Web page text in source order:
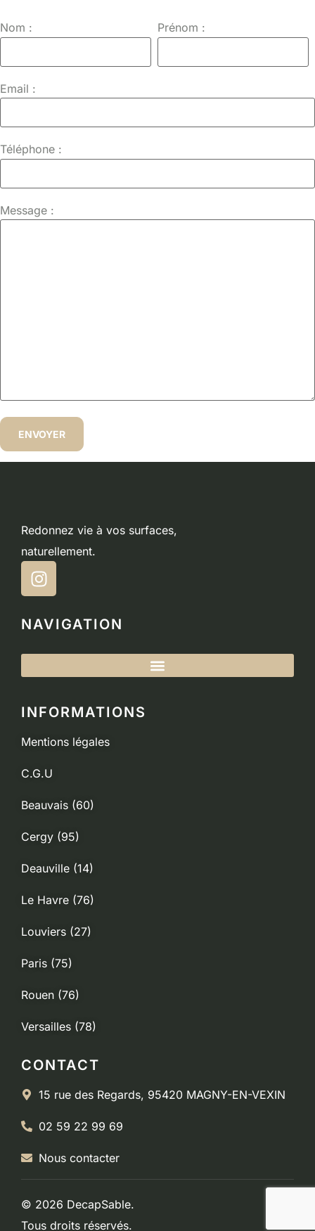
Nom : Prénom :
Email :
Téléphone :
Message :
Redonnez vie à vos surfaces,
naturellement.
NAVIGATION
INFORMATIONS
Mentions légales
C.G.U
Beauvais (60)
Cergy (95)
Deauville (14)
Le Havre (76)
Louviers (27)
Paris (75)
Rouen (76)
Versailles (78)
CONTACT
15 rue des Regards, 95420 MAGNY-EN-VEXIN
02 59 22 99 69
Nous contacter
© 2026 DecapSable.
Tous droits réservés.